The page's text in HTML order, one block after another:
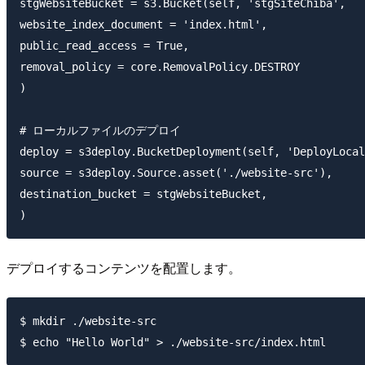
stgWebsiteBucket = s3.Bucket(self, 'stgSiteChiba',
website_index_document = 'index.html',
public_read_access = True,
removal_policy = core.RemovalPolicy.DESTROY
)
# ローカルファイルのデプロイ
deploy = s3deploy.BucketDeployment(self,
source = s3deploy.Source.asset('./website-src'),
destination_bucket = stgWebsiteBucket,
デプロイするコンテンツを配置します。
$ mkdir ./website-src